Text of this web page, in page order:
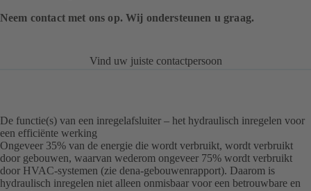
Neem contact met ons op. Wij ondersteunen u graag.
Vind uw juiste contactpersoon
De functie(s) van een inregelafsluiter – het hydraulisch inregelen voor
een efficiënte werking
Ongeveer 35% van de energie die wordt verbruikt, wordt verbruikt
door gebouwen, waarvan wederom ongeveer 75% wordt verbruikt
door HVAC-systemen (zie dena-gebouwenrapport(opent
in
). Daarom is
hydraulisch inregelen niet alleen onmisbaar voor een betrouwbare en